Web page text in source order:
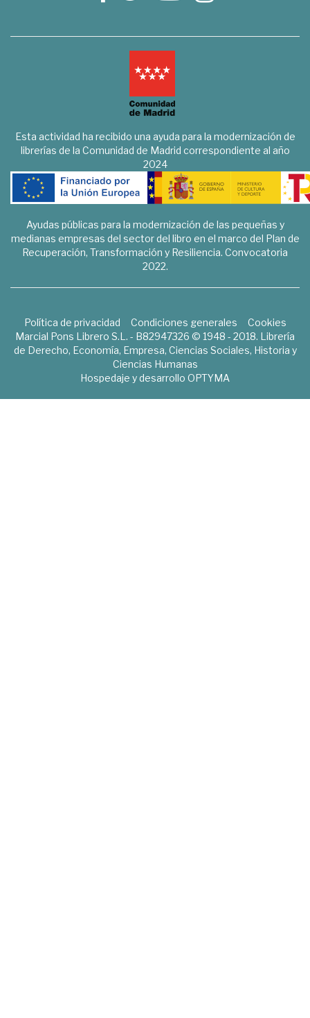
Esta actividad ha recibido una ayuda para la modernización de
librerías de la Comunidad de Madrid correspondiente al año
2024
Ayudas públicas para la modernización de las pequeñas y
medianas empresas del sector del libro en el marco del Plan de
Recuperación, Transformación y Resiliencia. Convocatoria
2022.
Política de privacidad Condiciones generales
Cookies
Marcial Pons Librero S.L. - B82947326 © 1948 - 2018. Librería
de Derecho, Economía, Empresa, Ciencias Sociales, Historia y
Ciencias Humanas
Hospedaje y desarrollo OPTYMA